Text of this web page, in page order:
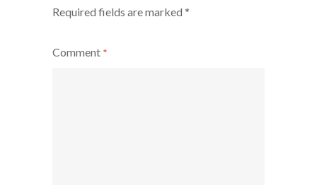
Required fields are marked *
Comment *